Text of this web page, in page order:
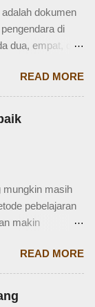
saat menulis,
kerja
akan
silsilah
Inggris:
laki-laki =
Younger sister
perempuan
"cousin"
dokumen
di
dua, empat, dan
tidak
SIM D
SIM D,
dengan
biasa yang
menuntut
sesuai
D yang berlaku di
yaitu SIM
READ MORE
mungkin masih
pebelajaran
makin
dan
merupakan
sudah mulai tak
READ MORE